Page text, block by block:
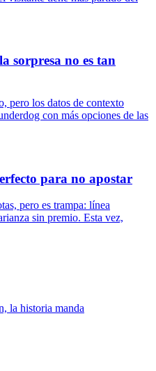
sorpresa no es tan
pero los datos de contexto
con más opciones de las
para no apostar
pero es trampa: línea
sin premio. Esta vez,
la historia manda